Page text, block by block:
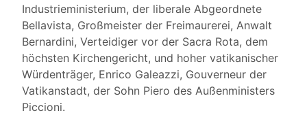
Industrieministerium, der liberale Abgeordnete
Bellavista, Großmeister der Freimaurerei, Anwalt
Bernardini, Verteidiger vor der Sacra Rota, dem
höchsten Kirchengericht, und hoher vatikanischer
Würdenträger, Enrico Galeazzi, Gouverneur der
Vatikanstadt, der Sohn Piero des Außenministers
Piccioni.